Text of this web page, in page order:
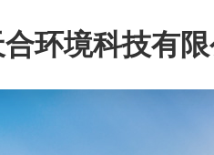
环境科技有